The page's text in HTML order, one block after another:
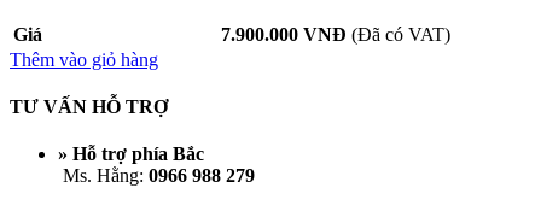
Giá 7.900.000 VNĐ (Đã có VAT)
Thêm vào giỏ hàng
TƯ VẤN HỖ TRỢ
» Hỗ trợ phía Bắc
Ms. Hằng: 0966 988 279